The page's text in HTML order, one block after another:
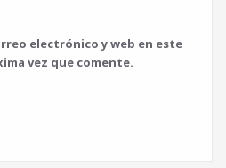
electrónico y web en este
vez que comente.